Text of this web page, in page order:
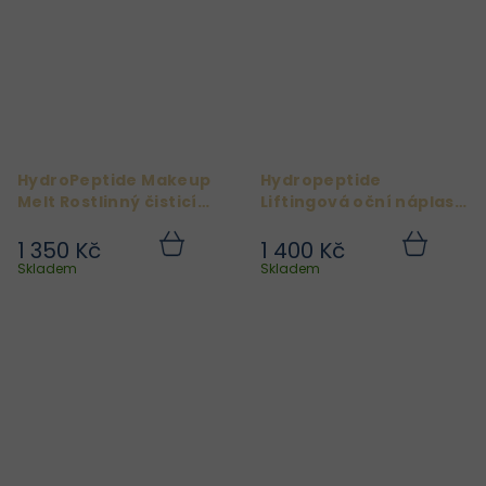
HydroPeptide Makeup
Melt Rostlinný čisticí
1 350 Kč
Skladem
Hydropeptide
Liftingová oční náplast
1 400 Kč
Skladem